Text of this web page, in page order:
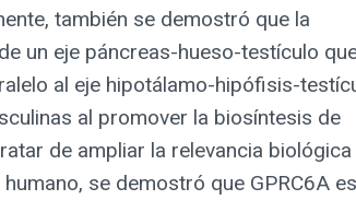
también se demostró que la
un eje páncreas-hueso-testículo
al eje hipotálamo-hipófisis-
al promover la biosíntesis de
de ampliar la relevancia biológica
se demostró que GPRC6A